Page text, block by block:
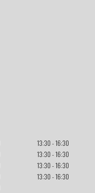
13:30 - 16:30
13:30 - 16:30
13:30 - 16:30
13:30 - 16:30